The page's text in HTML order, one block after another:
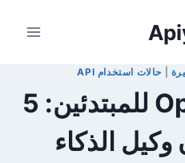
حالات استخدام API
دليل OpenClaw للمبتدئين: 5
وكيل الذكاء